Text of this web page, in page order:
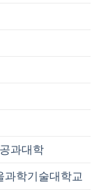
과대학
과학기술대학교